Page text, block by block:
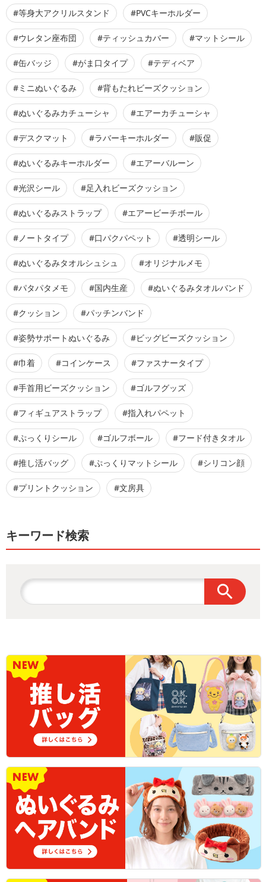
#等身大アクリルスタンド #PVCキーホルダー
#ウレタン座布団 #ティッシュカバー #マットシール
#缶バッジ #がま口タイプ #テディベア
#ミニぬいぐるみ #背もたれビーズクッション
#ぬいぐるみカチューシャ #エアーカチューシャ
#デスクマット #ラバーキーホルダー #販促
#ぬいぐるみキーホルダー #エアーバルーン
#光沢シール #足入れビーズクッション
#ぬいぐるみストラップ #エアービーチボール
#ノートタイプ #口パクパペット #透明シール
#ぬいぐるみタオルシュシュ #オリジナルメモ
#パタパタメモ #国内生産 #ぬいぐるみタオルバンド
#クッション #パッチンバンド
#姿勢サポートぬいぐるみ #ビッグビーズクッション
#巾着 #コインケース #ファスナータイプ
#手首用ビーズクッション #ゴルフグッズ
#フィギュアストラップ #指入れパペット
#ぷっくりシール #ゴルフボール #フード付きタオル
#推し活バッグ #ぷっくりマットシール #シリコン顔
#プリントクッション #文房具
キーワード検索